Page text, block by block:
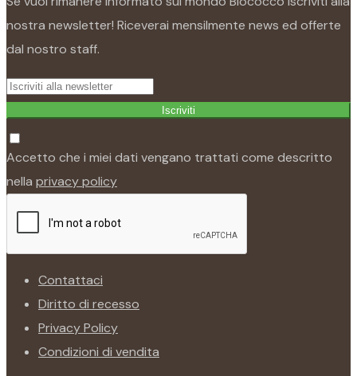
nostra newsletter! Riceverai mensilmente news ed offerte
dal nostro staff.
Iscriviti
Accetto che i miei dati vengano trattati come descritto
nella privacy policy
Contattaci
Diritto di recesso
Privacy Policy
Condizioni di vendita